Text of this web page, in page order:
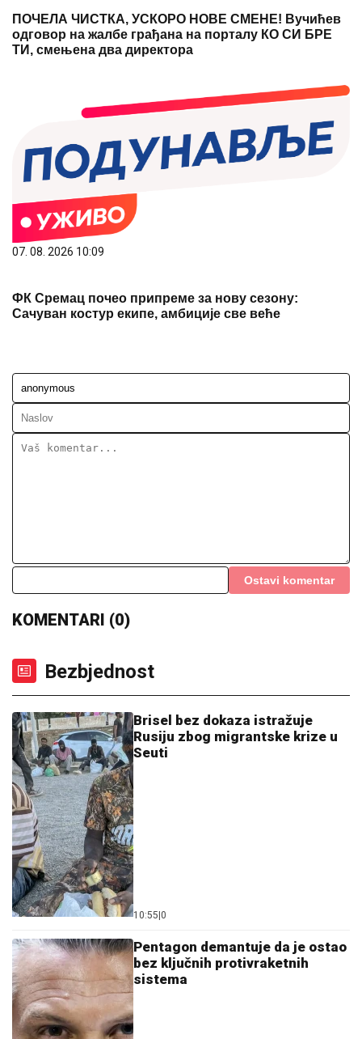
ПОЧЕЛА ЧИСТКА, УСКОРО НОВЕ СМЕНЕ! Вучићев
одговор на жалбе грађана на порталу КО СИ БРЕ
ТИ, смењена два директора
07. 08. 2026 10:09
ФК Сремац почео припреме за нову сезону:
Сачуван костур екипе, амбиције све веће
Ostavi komentar
KOMENTARI (0)
Bezbjednost
Brisel bez dokaza istražuje
Rusiju zbog migrantske krize u
Seuti
10:55|0
Pentagon demantuje da je ostao
bez ključnih protivraketnih
sistema